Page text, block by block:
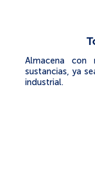
Almacena
sustancias, ya
industrial.